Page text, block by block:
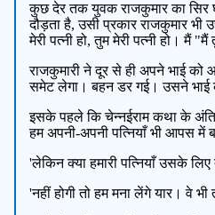
कुछ देर तक युवक राजकुमार का सिर
दौड़ता है, उसी प्रकार राजकुमार भी
मेरी पत्नी हो, तुम मेरी पत्नी हो। मैं "मैं
राजकुमारी ने दूर से ही अपने भाई
समेट लेगा। बहन डर गई। उसने भाई
इसके पहले कि चेन्नईराम कथा के
हम अपनी-अपनी पत्नियाँ भी आपस
'लेकिन क्या हमारी पत्नियाँ उसके
'नहीं होगी तो हम मना लेंगे यार। वे